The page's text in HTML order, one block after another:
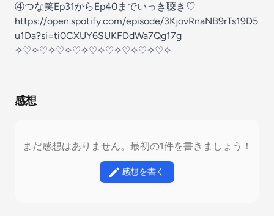
④つな笑Ep31からEp40までいっき聴き♡
⁠⁠⁠⁠https://open.spotify.com/episode/3KjovRnaNB9rTs19D5
u1Da?si=ti0CXUY6SUKFDdWa7Qg17g⁠⁠⁠⁠
✧♡✧♡✧♡✧♡✧♡✧♡✧♡✧♡✧♡✧
感想
まだ感想はありません。最初の1件を書きましょう！
感想を書く